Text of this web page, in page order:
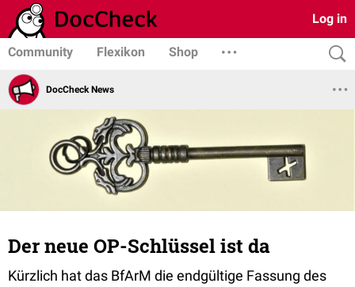
Log in
Community Flexikon Shop
DocCheck News
Der neue OP-Schlüssel ist da
Kürzlich hat das BfArM die endgültige Fassung des